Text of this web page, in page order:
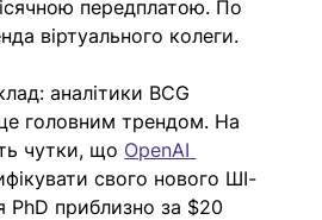
передплатою. По
віртуального колеги.
аналітики BCG
головним трендом. На
чутки, що OpenAI
свого нового ШІ-
PhD приблизно за $20